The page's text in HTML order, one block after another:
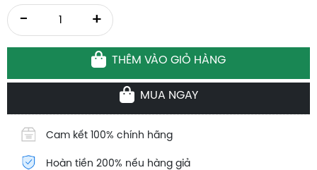
- +
THÊM VÀO GIỎ HÀNG
MUA NGAY
Cam kết 100% chính hãng
Hoàn tiền 200% nếu hàng giả